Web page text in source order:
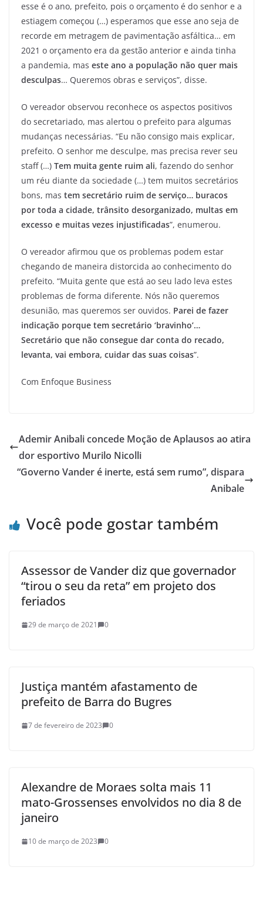
esse é o ano, prefeito, pois o orçamento é do senhor e a
estiagem começou (…) esperamos que esse ano seja de
recorde em metragem de pavimentação asfáltica… em
2021 o orçamento era da gestão anterior e ainda tinha
a pandemia, mas este ano a população não quer mais
desculpas… Queremos obras e serviços”, disse.
O vereador observou reconhece os aspectos positivos
do secretariado, mas alertou o prefeito para algumas
mudanças necessárias. “Eu não consigo mais explicar,
prefeito. O senhor me desculpe, mas precisa rever seu
staff (…) Tem muita gente ruim ali, fazendo do senhor
um réu diante da sociedade (…) tem muitos secretários
bons, mas tem secretário ruim de serviço… buracos
por toda a cidade, trânsito desorganizado, multas em
excesso e muitas vezes injustificadas”, enumerou.
O vereador afirmou que os problemas podem estar
chegando de maneira distorcida ao conhecimento do
prefeito. “Muita gente que está ao seu lado leva estes
problemas de forma diferente. Nós não queremos
desunião, mas queremos ser ouvidos. Parei de fazer
indicação porque tem secretário ‘bravinho’…
Secretário que não consegue dar conta do recado,
levanta, vai embora, cuidar das suas coisas”.
Com Enfoque Business
Ademir Anibali concede Moção de Aplausos ao atira
dor esportivo Murilo Nicolli
“Governo Vander é inerte, está sem rumo”, dispara
Anibale
Você pode gostar também
Assessor de Vander diz que governador
“tirou o seu da reta” em projeto dos
feriados
29 de março de 2021 0
Justiça mantém afastamento de
prefeito de Barra do Bugres
7 de fevereiro de 2023 0
Alexandre de Moraes solta mais 11
mato-Grossenses envolvidos no dia 8 de
janeiro
10 de março de 2023 0